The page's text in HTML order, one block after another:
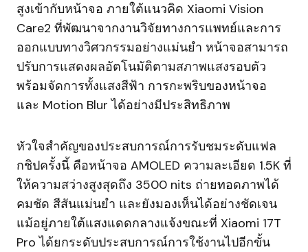
สูงเข้ากับหน้าจอ ภายใต้แนวคิด Xiaomi Vision
Care2 ที่พัฒนาจากงานวิจัยทางการแพทย์และการ
ออกแบบทางวิศวกรรมอย่างแม่นยำ หน้าจอสามารถ
ปรับการแสดงผลอัตโนมัติตามสภาพแสงรอบตัว
พร้อมจัดการทั้งแสงสีฟ้า การกะพริบของหน้าจอ
และ Motion Blur ได้อย่างมีประสิทธิภาพ
หัวใจสำคัญของประสบการณ์การรับชมระดับแฟล
กชิปครั้งนี้ คือหน้าจอ AMOLED ความละเอียด 1.5K ที่
ให้ความสว่างสูงสุดถึง 3500 nits ถ่ายทอดภาพได้
คมชัด สีสันแม่นยำ และยังมองเห็นได้อย่างชัดเจน
แม้อยู่ภายใต้แสงแดดกลางแจ้งขณะที่ Xiaomi 17T
Pro ได้ยกระดับประสบการณ์การใช้งานไปอีกขั้น